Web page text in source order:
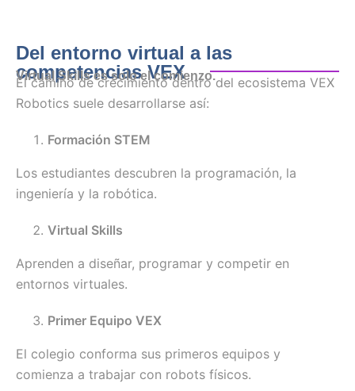
Del entorno virtual a las
competencias VEX
Virtual Skills es solo el comienzo.
El camino de crecimiento dentro del ecosistema VEX
Robotics suele desarrollarse así:
Formación STEM
Los estudiantes descubren la programación, la
ingeniería y la robótica.
Virtual Skills
Aprenden a diseñar, programar y competir en
entornos virtuales.
Primer Equipo VEX
El colegio conforma sus primeros equipos y
comienza a trabajar con robots físicos.